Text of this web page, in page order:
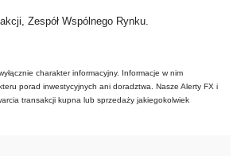
Zespół Wspólnego Rynku.
charakter informacyjny. Informacje w nim
porad inwestycyjnych ani doradztwa. Nasze Alerty FX i
transakcji kupna lub sprzedaży jakiegokolwiek